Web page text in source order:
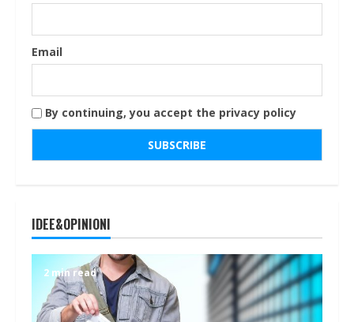
Email
By continuing, you accept the privacy policy
IDEE&OPINIONI
2 min read